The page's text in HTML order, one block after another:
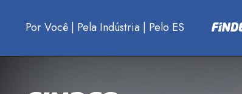
Por Você | Pela Indústria | Pelo ES